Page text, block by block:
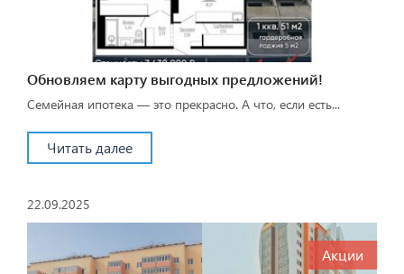
Обновляем карту выгодных предложений!
Семейная ипотека — это прекрасно. А что, если есть...
Читать далее
22.09.2025
Акции